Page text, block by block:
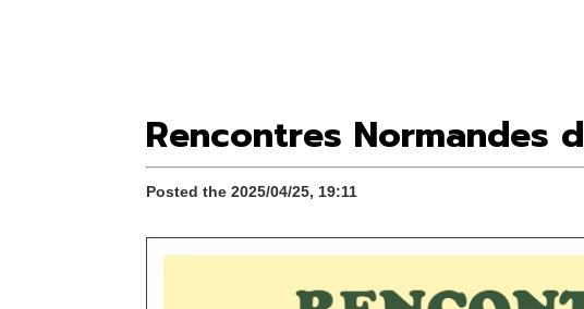
Rencontres Normandes
Posted the 2025/04/25, 19:11